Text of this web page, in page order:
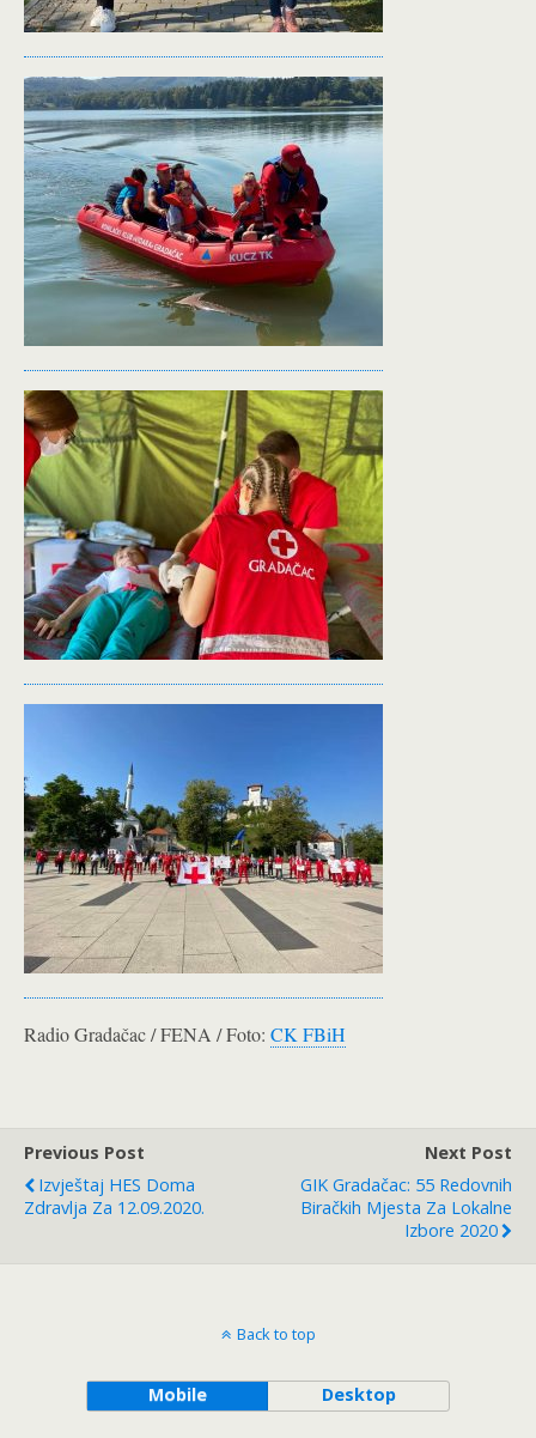
Radio Gradačac / FENA / Foto: CK FBiH
Previous Post
Izvještaj HES Doma
Zdravlja Za 12.09.2020.
Next Post
GIK Gradačac: 55 Redovnih
Biračkih Mjesta Za Lokalne
Izbore 2020
Back to top
Mobile Desktop